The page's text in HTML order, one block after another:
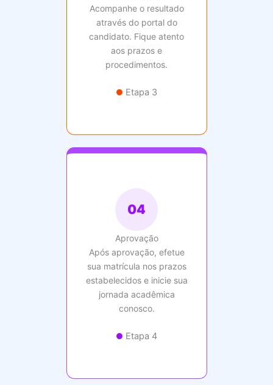
Acompanhe o resultado
através do portal do
candidato. Fique atento
aos prazos e
procedimentos.
Etapa 3
04
Aprovação
Após aprovação, efetue
sua matrícula nos prazos
estabelecidos e inicie sua
jornada acadêmica
conosco.
Etapa 4